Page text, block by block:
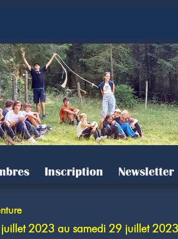
Inscription Newsletter
2023 au samedi 29 juillet 2023